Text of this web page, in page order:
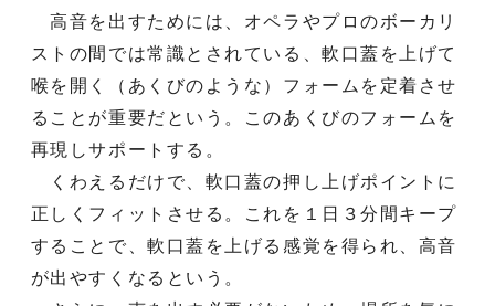
高音を出すためには、オペラやプロのボーカリ
ストの間では常識とされている、軟口蓋を上げて
喉を開く（あくびのような）フォームを定着させ
ることが重要だという。このあくびのフォームを
再現しサポートする。
くわえるだけで、軟口蓋の押し上げポイントに
正しくフィットさせる。これを１日３分間キープ
することで、軟口蓋を上げる感覚を得られ、高音
が出やすくなるという。